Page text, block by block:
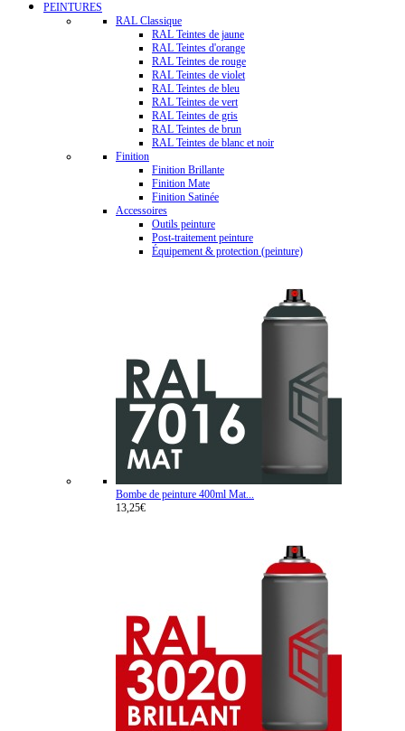
PEINTURES
RAL Classique
RAL Teintes de jaune
RAL Teintes d'orange
RAL Teintes de rouge
RAL Teintes de violet
RAL Teintes de bleu
RAL Teintes de vert
RAL Teintes de gris
RAL Teintes de brun
RAL Teintes de blanc et noir
Finition
Finition Brillante
Finition Mate
Finition Satinée
Accessoires
Outils peinture
Post-traitement peinture
Équipement & protection (peinture)
Bombe de peinture 400ml Mat...
13,25€